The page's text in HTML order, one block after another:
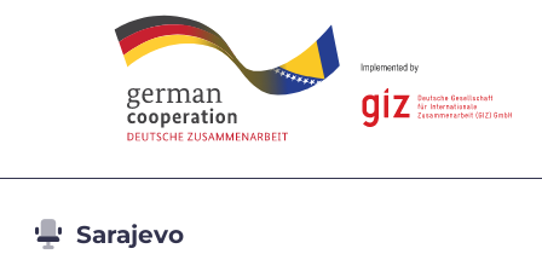
Sarajevo